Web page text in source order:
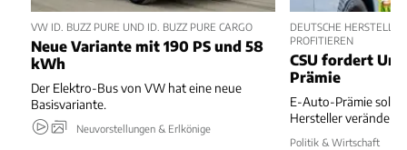
VW ID. BUZZ PURE UND ID. BUZZ PURE CARGO
Neue Variante mit 190 PS und 58
kWh
Der Elektro-Bus von VW hat eine neue
Basisvariante.
Neuvorstellungen & Erlkönige
DEUTSCHE
PROFITIEREN
CSU fordert
Prämie
E-Auto-Prämie soll
Hersteller verändert
Politik & Wirtschaft